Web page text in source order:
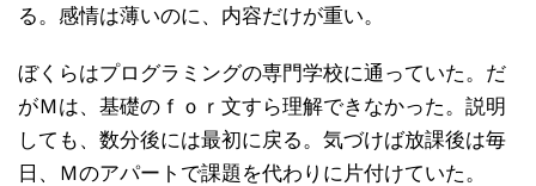
る。感情は薄いのに、内容だけが重い。
ぼくらはプログラミングの専門学校に通っていた。だ
がＭは、基礎のｆｏｒ文すら理解できなかった。説明
しても、数分後には最初に戻る。気づけば放課後は毎
日、Ｍのアパートで課題を代わりに片付けていた。